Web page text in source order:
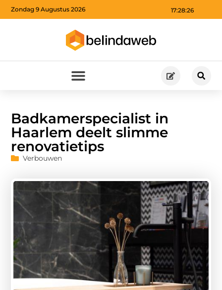
17:28:27
Zondag 9 Augustus 2026
Badkamerspecialist in
Haarlem deelt slimme
renovatietips
Verbouwen